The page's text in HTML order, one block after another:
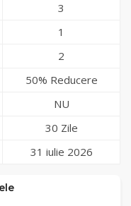
3
1
2
50% Reducere
NU
30 Zile
31 iulie 2026